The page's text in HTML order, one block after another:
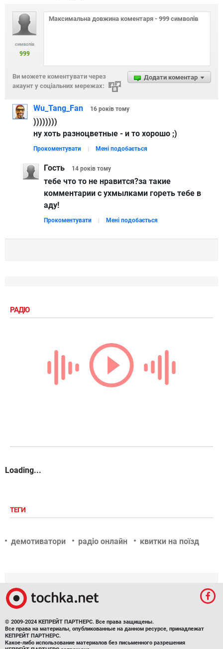
символів
999
Додати коментар
Ви можете коментувати через
акаунт у соціальних мережах:
Wu_Tang_Fan 16 років тому
))))))))
ну хоть разноцветные - и то хорошо ;)
Прокоментувати Мені подобається
Гость 14 років тому
тебе что то не нравится?за такие
комментарии с ухмылками гореть тебе в
аду!
Прокоментувати Мені подобається
РАДІО
Loading...
ТЕГИ
демотиватори радіо онлайн квитки на поїзд
© 2009-2024 КЕПРЕЙТ ПАРТНЕРС. Все права защищены.
Все права на материалы, опубликованные на данном ресурсе, принадлежат
КЕПРЕЙТ ПАРТНЕРС.
Какое-либо использование материалов без письменного разрешения